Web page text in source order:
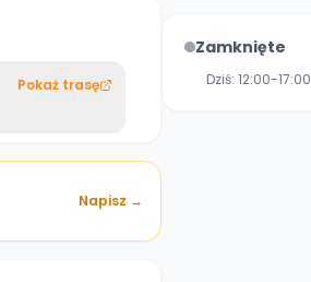
Pokaż trasę
Napisz →
Zamknięte
Dziś: 12:00-17:00